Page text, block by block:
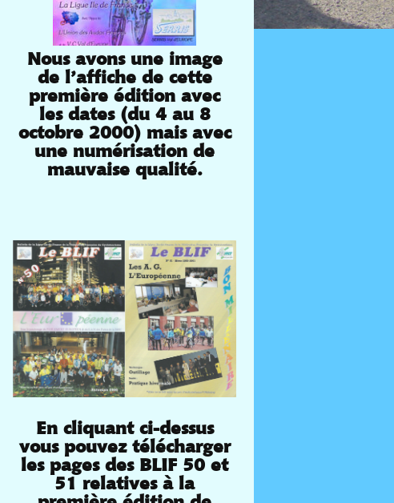
Nous avons une image
de l’affiche de cette
première édition avec
les dates (du 4 au 8
octobre 2000) mais avec
une numérisation de
mauvaise qualité.
En cliquant ci-dessus
vous pouvez télécharger
les pages des BLIF 50 et
51 relatives à la